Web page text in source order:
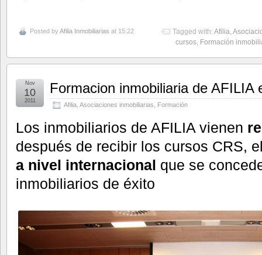
Posted byAfilia Inmobiliarias at 15:22 Tagged with: Afilia,
cursos, Formación
Formacion inmobiliaria de AFILIA
Afilia Asociaciones inmobiliarias Formación
Nov
10
2011
Los inmobiliarios de AFILIA vienen
después de recibir los cursos CRS,
a nivel internacional que se
inmobiliarios de éxito